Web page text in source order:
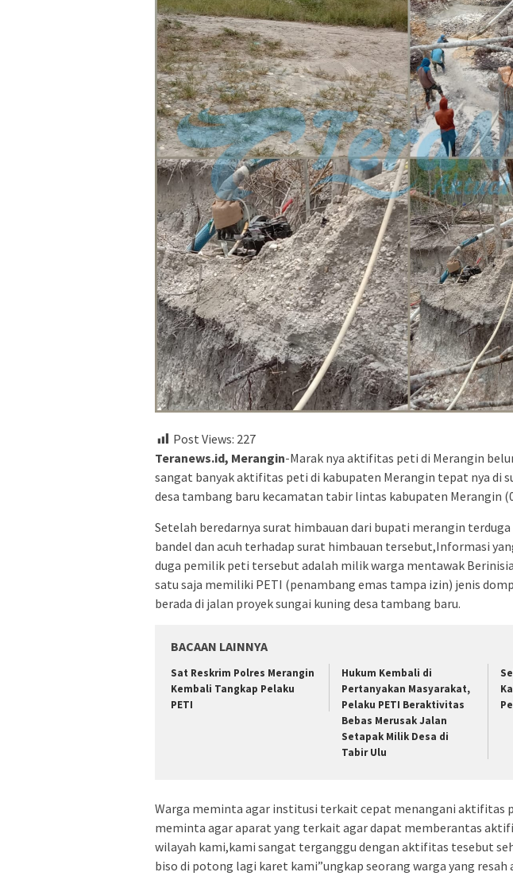
Post Views: 227
Teranews.id, Merangin-Marak nya aktifitas peti di Merangin
sangat banyak aktifitas peti di kabupaten Merangin tepat nya di
desa tambang baru kecamatan tabir lintas kabupaten Merangin
Setelah beredarnya surat himbauan dari bupati merangin
bandel dan acuh terhadap surat himbauan tersebut,Informasi
duga pemilik peti tersebut adalah milik warga mentawak
satu saja memiliki PETI (penambang emas tampa izin) jenis
berada di jalan proyek sungai kuning desa tambang baru.
BACAAN LAINNYA
Sat Reskrim Polres Merangin
Kembali Tangkap Pelaku
PETI
Hukum Kembali di
Pertanyakan Masyarakat,
Pelaku PETI Beraktivitas
Bebas Merusak Jalan
Setapak Milik Desa di
Tabir Ulu
Warga meminta agar institusi terkait cepat menangani aktifitas
meminta agar aparat yang terkait agar dapat memberantas
wilayah kami,kami sangat terganggu dengan aktifitas tesebut
biso di potong lagi karet kami”ungkap seorang warga yang